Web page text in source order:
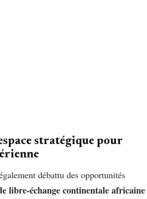
stratégique pour
débattu des opportunités
libre-échange continentale africaine